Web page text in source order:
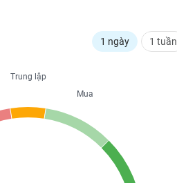
1 ngày 1 tuần
Trung lập
Mua